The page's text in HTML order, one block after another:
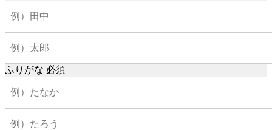
ふりがな 必須